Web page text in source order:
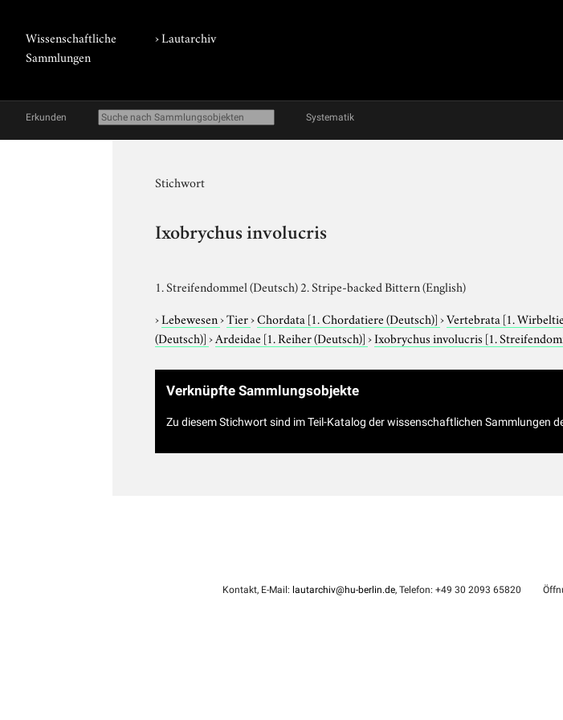
Wissenschaftliche
Sammlungen
›Lautarchiv
Erkunden Systematik
Stichwort
Ixobrychus involucris
1. Streifendommel (Deutsch) 2. Stripe-backed Bittern (English)
›Lebewesen›Tier›Chordata [1. Chordatiere (Deutsch)]›Vertebrata [1.
(Deutsch)]›Ardeidae [1. Reiher (Deutsch)]›Ixobrychus involucris [1.
Verknüpfte Sammlungsobjekte
Zu diesem Stichwort sind im Teil-Katalog der wissenschaftlichen Sammlungen
Kontakt, E-Mail: lautarchiv@hu-berlin.de, Telefon: +49 30 2093 65820